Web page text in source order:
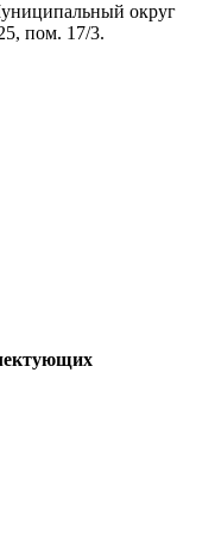
округ
пом. 17/3.